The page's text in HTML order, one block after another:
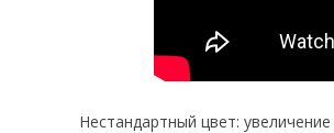
Нестандартный цвет: